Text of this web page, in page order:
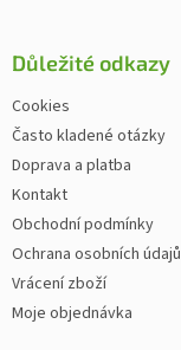
Důležité odkazy
Cookies
Často kladené otázky
Doprava a platba
Kontakt
Obchodní podmínky
Ochrana osobních údajů
Vrácení zboží
Moje objednávka